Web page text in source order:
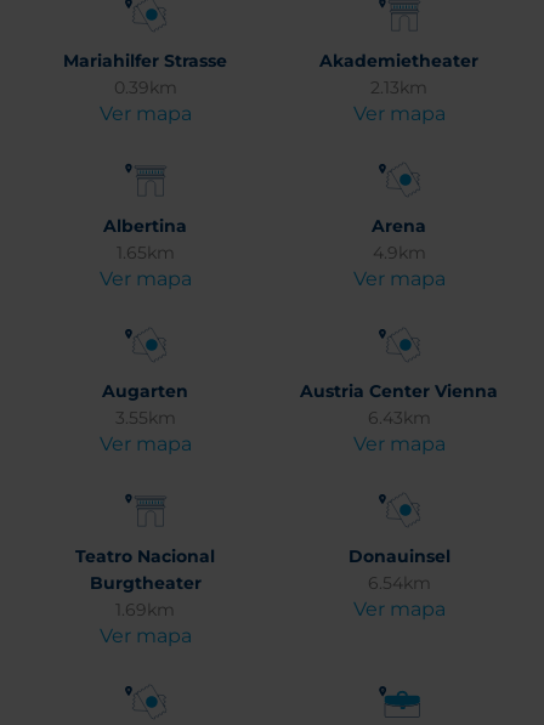
Mariahilfer Strasse
0.39km
Ver mapa
Akademietheater
2.13km
Ver mapa
Albertina
1.65km
Ver mapa
Arena
4.9km
Ver mapa
Augarten
3.55km
Ver mapa
Austria Center Vienna
6.43km
Ver mapa
Teatro Nacional
Burgtheater
1.69km
Ver mapa
Donauinsel
6.54km
Ver mapa